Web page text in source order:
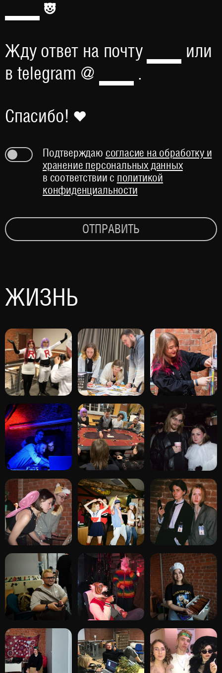
Жду ответ на почту
или
в telegram @
.
Спасибо!
Подтверждаю согласие на обработку и
хранение персональных данных
в соответствии с политикой
конфиденциальности
ОТПРАВИТЬ
ЖИЗНЬ